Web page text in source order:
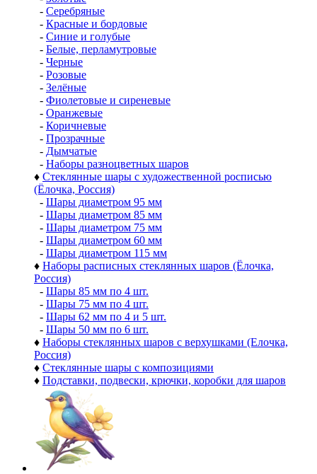
- Серебряные
- Красные и бордовые
- Синие и голубые
- Белые, перламутровые
- Черные
- Розовые
- Зелёные
- Фиолетовые и сиреневые
- Оранжевые
- Коричневые
- Прозрачные
- Дымчатые
- Наборы разноцветных шаров
♦ Стеклянные шары с художественной росписью
(Ёлочка, Россия)
- Шары диаметром 95 мм
- Шары диаметром 85 мм
- Шары диаметром 75 мм
- Шары диаметром 60 мм
- Шары диаметром 115 мм
♦ Наборы расписных стеклянных шаров (Ёлочка,
Россия)
- Шары 85 мм по 4 шт.
- Шары 75 мм по 4 шт.
- Шары 62 мм по 4 и 5 шт.
- Шары 50 мм по 6 шт.
♦ Наборы стеклянных шаров с верхушками (Елочка,
Россия)
♦ Стеклянные шары с композициями
♦ Подставки, подвески, крючки, коробки для шаров